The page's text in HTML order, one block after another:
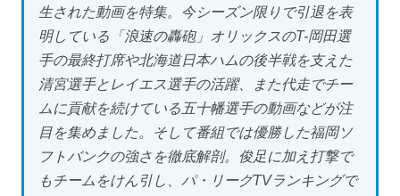
生された動画を特集。今シーズン限りで引退を表
明している「浪速の轟砲」オリックスのT-岡田選
手の最終打席や北海道日本ハムの後半戦を支えた
清宮選手とレイエス選手の活躍、また代走でチー
ムに貢献を続けている五十幡選手の動画などが注
目を集めました。そして番組では優勝した福岡ソ
フトバンクの強さを徹底解剖。俊足に加え打撃で
もチームをけん引し、パ・リーグTVランキングで